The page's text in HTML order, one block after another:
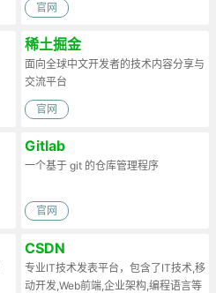
官网
稀土掘金
面向全球中文开发者的技术内容分享与
交流平台
官网
Gitlab
一个基于 git 的仓库管理程序
官网
CSDN
专业IT技术发表平台，包含了IT技术,移
动开发,Web前端,企业架构,编程语言等